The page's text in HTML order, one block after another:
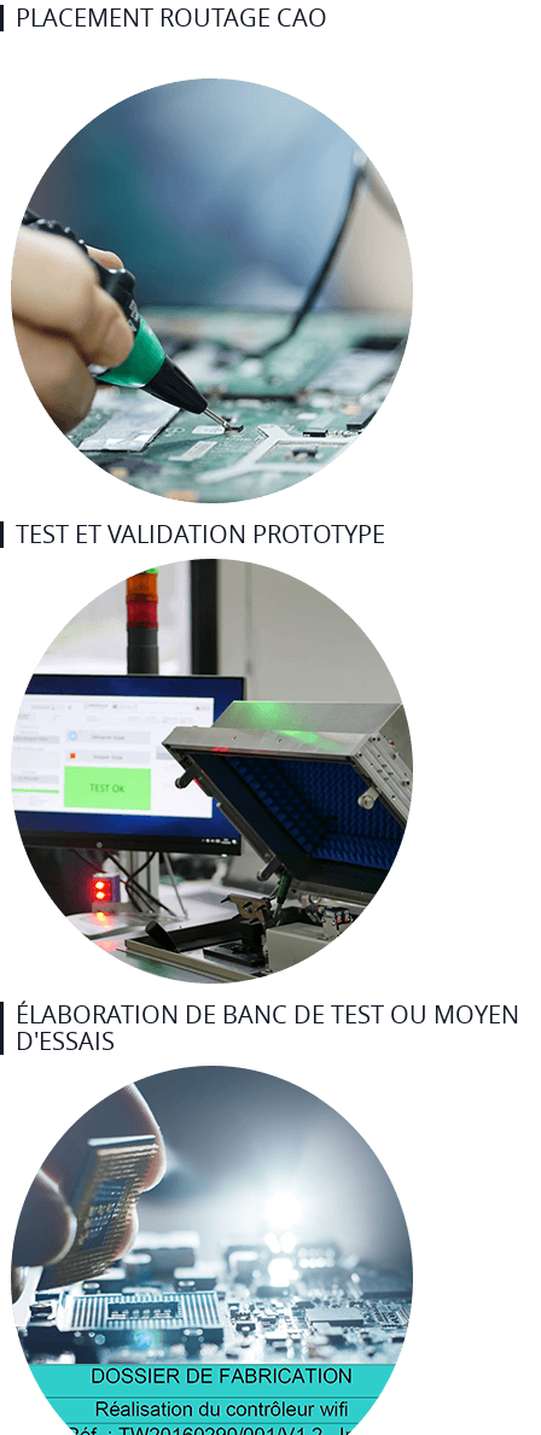
PLACEMENT ROUTAGE CAO
TEST ET VALIDATION PROTOTYPE
ÉLABORATION DE BANC DE TEST OU MOYEN
D'ESSAIS